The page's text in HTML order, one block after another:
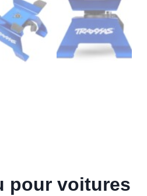
pour voitures